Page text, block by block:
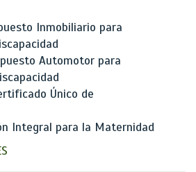
Inmobiliario para
Automotor para
Único de
Integral para la Maternidad